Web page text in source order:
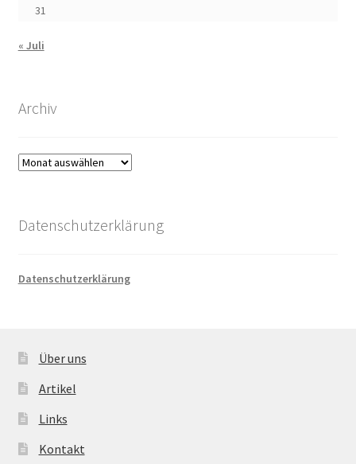
31
« Juli
Archiv
Archiv
Datenschutzerklärung
Datenschutzerklärung
Über uns
Artikel
Links
Kontakt